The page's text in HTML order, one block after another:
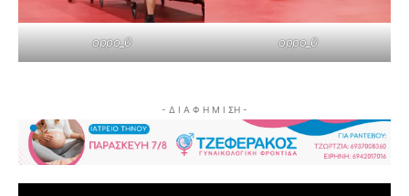
oppo_0 oppo_0
- Δ Ι Α Φ Η Μ Ι ΣΗ -